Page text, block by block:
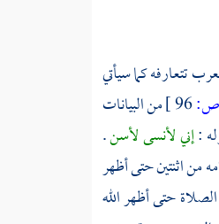
تتعارفه كما سيأتي
ص:
من البيانات
:إني لأنسى لأسن.
من اثنتين حتى أظهر
حتى أظهر الله